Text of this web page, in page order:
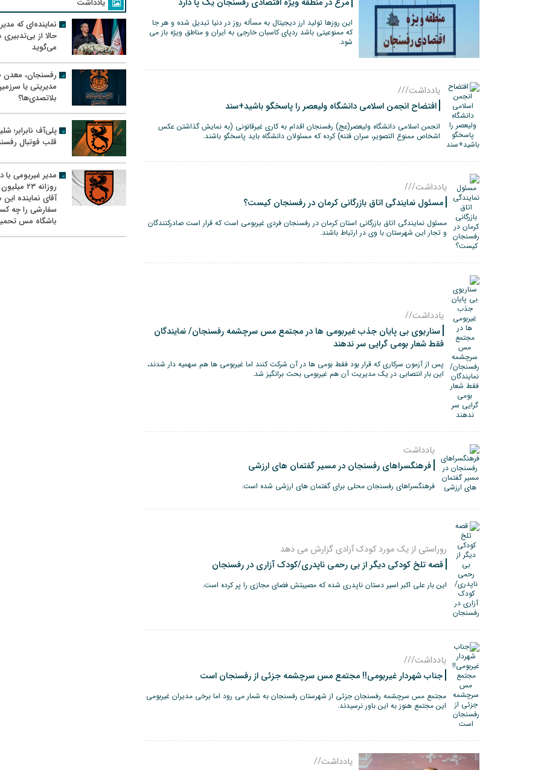
این روزها تولید ارز دیجیتال به مسأله روز در دنیا تبدیل شده و هر جا
که ممنوعیتی باشد ردپای کاسبان خارجی به ایران و مناطق ویژه باز می
شود.
یادداشت///
افتضاح انجمن اسلامی دانشگاه ولیعصر را پاسخگو باشید+سند
انجمن اسلامی دانشگاه ولیعصر(عج) رفسنجان اقدام به کاری غیرقانونی (به نمایش گذاشتن عکس
اشخاص ممنوع التصویر، سران فتنه) کرده که مسئولان دانشگاه باید پاسخگو باشند.
یادداشت///
مسئول نمایندگی اتاق بازرگانی کرمان در رفسنجان کیست؟
مسئول نمایندگی اتاق بازرگانی استان کرمان در رفسنجان فردی غیربومی است که قرار است صادرکنندگان
و تجار این شهرستان با وی در ارتباط باشند.
یادداشت//
سناریوی بی پایان جذب غیربومی ها در مجتمع مس سرچشمه رفسنجان/ نمایندگان
فقط شعار بومی گرایی سر ندهند
پس از آزمون سرکاری که قرار بود فقط بومی ها در آن شرکت کنند اما غیربومی ها هم سهمیه دار شدند،
این بار انتصابی در یک مدیریت آن هم غیربومی بحث برانگیز شد.
یادداشت
فرهنگسراهای رفسنجان در مسیر گفتمان های ارزشی
فرهنگسراهای رفسنجان محلی برای گفتمان های ارزشی شده است.
روراستی از یک مورد کودک آزادی گزارش می دهد
قصه تلخ کودکی دیگر از بی رحمی ناپدری/کودک آزاری در رفسنجان
این بار علی اکبر اسیر دستان ناپدری شده که مصیبتش فضای مجازی را پر کرده است.
یادداشت///
جناب شهردار غیربومی!! مجتمع مس سرچشمه جزئی از رفسنجان است
مجتمع مس سرچشمه رفسنجان جزئی از شهرستان رفسنجان به شمار می رود اما برخی مدیران غیربومی
این مجتمع هنوز به این باور نرسیدند‌.
یادداشت//
یادداشت
نماینده‌ای که
حالا از
می‌گوید
رفسنجان، معدن
مدیریتی یا
بلاتصدی‌ها؟
پلی‌آف نابرابر؛
قلب فوتبال
مدیر غیربومی با
روزانه ۲۳
آقای نماینده این
سفارشی را چه
باشگاه مس